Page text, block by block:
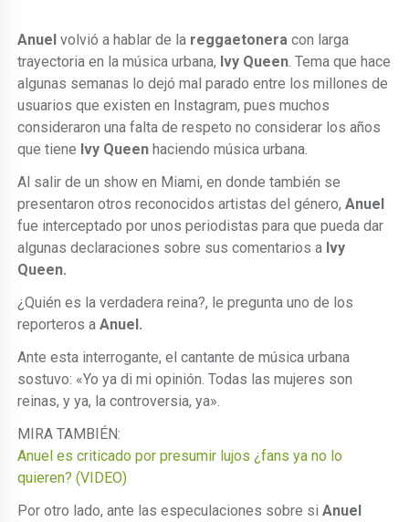
Anuel volvió a hablar de la reggaetonera con larga
trayectoria en la música urbana, Ivy Queen . Tema que hace
algunas semanas lo dejó mal parado entre los millones de
usuarios que existen en Instagram, pues muchos
consideraron una falta de respeto no considerar los años
que tiene Ivy Queen haciendo música urbana.
Al salir de un show en Miami, en donde también se
presentaron otros reconocidos artistas del género,Anuel
fue interceptado por unos periodistas para que pueda dar
algunas declaraciones sobre sus comentarios a Ivy
Queen.
¿Quién es la verdadera reina?, le pregunta uno de los
reporteros aAnuel.
Ante esta interrogante, el cantante de música urbana
sostuvo: «Yo ya di mi opinión. Todas las mujeres son
reinas, y ya, la controversia, ya».
MIRA TAMBIÉN:
Anuel es criticado por presumir lujos ¿fans ya no lo
quieren? (VIDEO)
Por otro lado, ante las especulaciones sobre siAnuel